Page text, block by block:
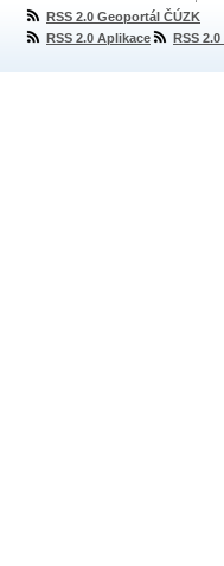
RSS 2.0 Geoportál ČÚZK
RSS 2.0 Aplikace
RSS